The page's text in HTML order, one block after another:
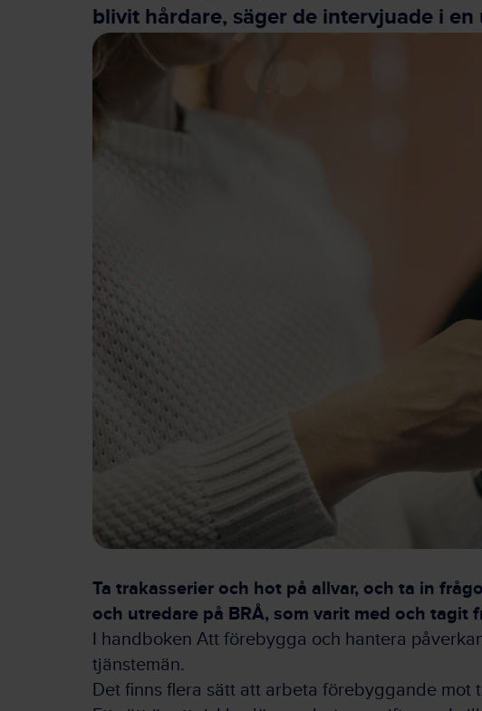
blivit hårdare, säger de intervjuade i
Ta trakasserier och hot på allvar, och ta in
och utredare på BRÅ, som varit med och tagit
I handboken Att förebygga och hantera
tjänstemän.
Det finns flera sätt att arbeta förebyggande mot